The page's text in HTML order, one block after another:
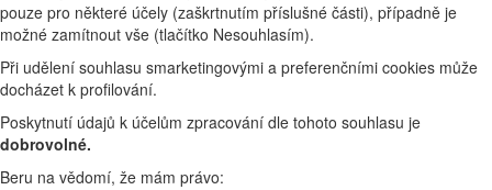
pouze pro některé účely (zaškrtnutím příslušné části), případně je
možné zamítnout vše (tlačítko Nesouhlasím).
Při udělení souhlasu smarketingovými a preferenčními cookies může
docházet k profilování.
Poskytnutí údajů k účelům zpracování dle tohoto souhlasu je
dobrovolné.
Beru na vědomí, že mám právo: